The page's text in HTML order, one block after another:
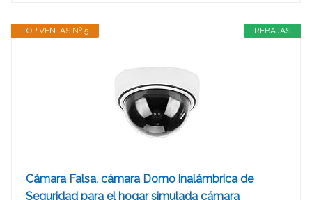
REBAJAS
TOP VENTAS Nº 5
Cámara Falsa, cámara Domo inalámbrica de
Seguridad para el hogar simulada cámara